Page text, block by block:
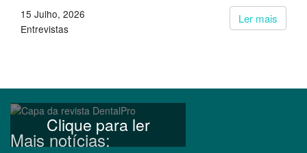
Ler mais
15 Julho, 2026
Entrevistas
Clique para ler
Mais notícias: